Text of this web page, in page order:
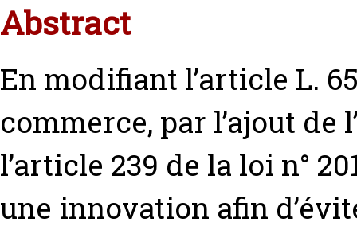
Abstract
En modifiant l’article L.
commerce, par l’ajout de
l’article 239 de la loi n°
une innovation afin